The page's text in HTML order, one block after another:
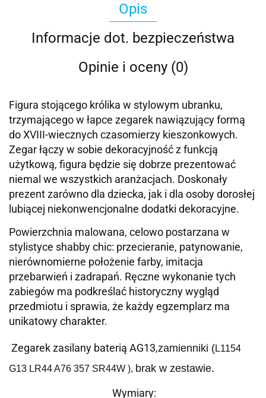
Opis
Informacje dot. bezpieczeństwa
Opinie i oceny (0)
Figura stojącego królika w stylowym ubranku,
trzymającego w łapce zegarek nawiązujący formą
do XVIII-wiecznych czasomierzy kieszonkowych.
Zegar łączy w sobie dekoracyjność z funkcją
użytkową, figura będzie się dobrze prezentować
niemal we wszystkich aranżacjach. Doskonały
prezent zarówno dla dziecka, jak i dla osoby dorosłej
lubiącej niekonwencjonalne dodatki dekoracyjne.
Powierzchnia malowana, celowo postarzana w
stylistyce shabby chic: przecieranie, patynowanie,
nierównomierne położenie farby, imitacja
przebarwień i zadrapań. Ręczne wykonanie tych
zabiegów ma podkreślać historyczny wygląd
przedmiotu i sprawia, że każdy egzemplarz ma
unikatowy charakter.
Zegarek zasilany baterią AG13,zamienniki (L1154
G13 LR44 A76 357 SR44W ), brak w zestawie.
Wymiary: